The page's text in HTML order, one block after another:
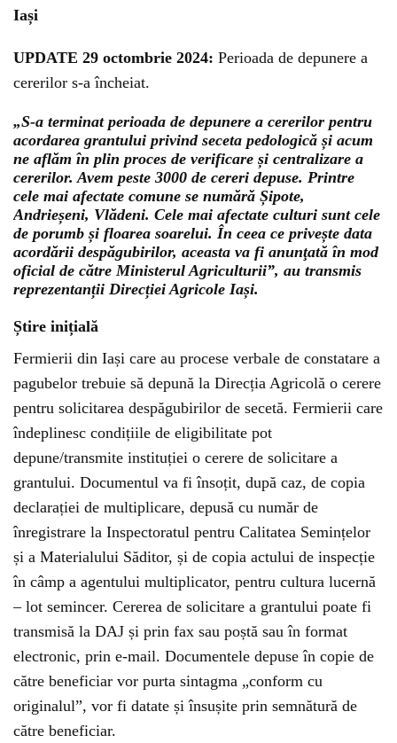
Iași
UPDATE 29 octombrie 2024: Perioada de depunere a
cererilor s-a încheiat.
„S-a terminat perioada de depunere a cererilor pentru
acordarea grantului privind seceta pedologică și acum
ne aflăm în plin proces de verificare și centralizare a
cererilor. Avem peste 3000 de cereri depuse. Printre
cele mai afectate comune se numără Șipote,
Andrieșeni, Vlădeni. Cele mai afectate culturi sunt cele
de porumb și floarea soarelui. În ceea ce privește data
acordării despăgubirilor, aceasta va fi anunţată în mod
oficial de către Ministerul Agriculturii”, au transmis
reprezentanții Direcției Agricole Iași.
Știre inițială
Fermierii din Iași care au procese verbale de constatare a
pagubelor trebuie să depună la Direcția Agricolă o cerere
pentru solicitarea despăgubirilor de secetă. Fermierii care
îndeplinesc condițiile de eligibilitate pot
depune/transmite instituției o cerere de solicitare a
grantului. Documentul va fi însoțit, după caz, de copia
declarației de multiplicare, depusă cu număr de
înregistrare la Inspectoratul pentru Calitatea Semințelor
și a Materialului Săditor, și de copia actului de inspecție
în câmp a agentului multiplicator, pentru cultura lucernă
– lot semincer. Cererea de solicitare a grantului poate fi
transmisă la DAJ și prin fax sau poștă sau în format
electronic, prin e-mail. Documentele depuse în copie de
către beneficiar vor purta sintagma „conform cu
originalul”, vor fi datate și însușite prin semnătură de
către beneficiar.